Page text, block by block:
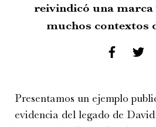
reivindicó una marca
muchos contextos
Presentamos un ejemplo
evidencia del legado de